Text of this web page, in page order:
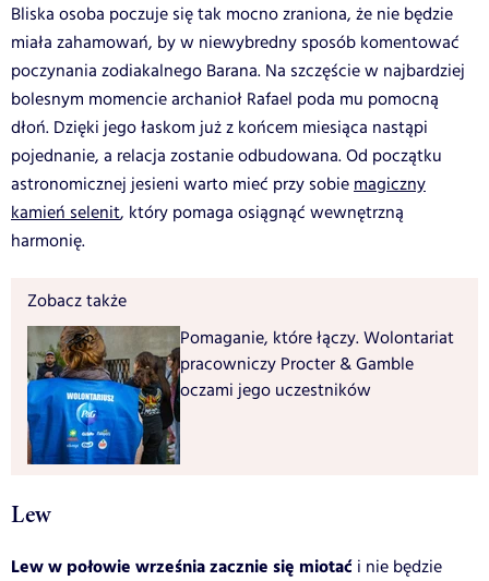
Bliska osoba poczuje się tak mocno zraniona, że nie będzie
miała zahamowań, by w niewybredny sposób komentować
poczynania zodiakalnego Barana. Na szczęście w najbardziej
bolesnym momencie archanioł Rafael poda mu pomocną
dłoń. Dzięki jego łaskom już z końcem miesiąca nastąpi
pojednanie, a relacja zostanie odbudowana. Od początku
astronomicznej jesieni warto mieć przy sobiemagiczny
kamień selenit, który pomaga osiągnąć wewnętrzną
harmonię.
Zobacz także
Pomaganie, które łączy. Wolontariat
pracowniczy Procter & Gamble
oczami jego uczestników
Lew
Lew w połowie września zacznie się miotać i nie będzie